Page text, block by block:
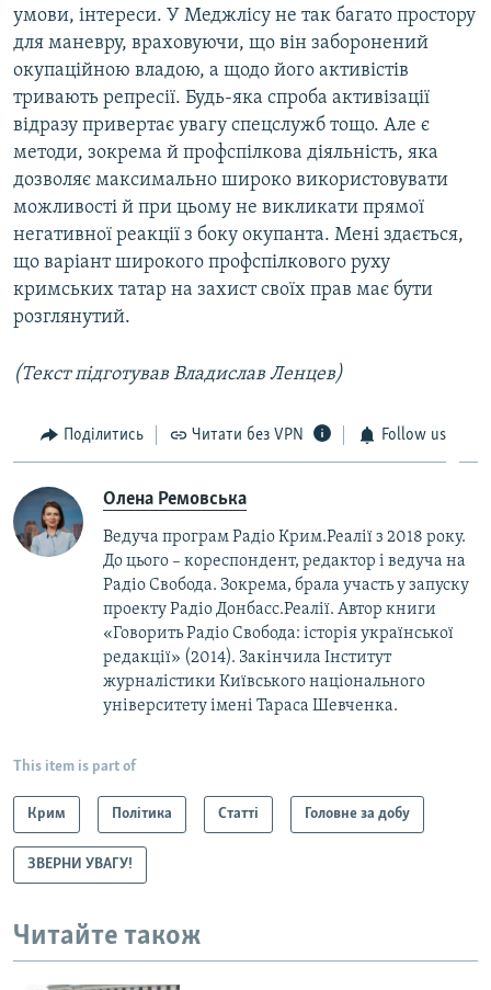
умови, інтереси. У Меджлісу не так багато простору
для маневру, враховуючи, що він заборонений
окупаційною владою, а щодо його активістів
тривають репресії. Будь-яка спроба активізації
відразу привертає увагу спецслужб тощо. Але є
методи, зокрема й профспілкова діяльність, яка
дозволяє максимально широко використовувати
можливості й при цьому не викликати прямої
негативної реакції з боку окупанта. Мені здається,
що варіант широкого профспілкового руху
кримських татар на захист своїх прав має бути
розглянутий.
(Текст підготував Владислав Ленцев)
Поділитись Читати без VPN Follow us
Олена Ремовська
Ведуча програм Радіо Крим.Реалії з 2018 року.
До цього – кореспондент, редактор і ведуча на
Радіо Свобода. Зокрема, брала участь у запуску
проекту Радіо Донбасс.Реалії. Автор книги
«Говорить Радіо Свобода: iсторія української
редакції» (2014). Закінчила Інститут
журналістики Київського національного
університету імені Тараса Шевченка.
This item is part of
Крим Політика Статті Головне за добу
ЗВЕРНИ УВАГУ!
Читайте також